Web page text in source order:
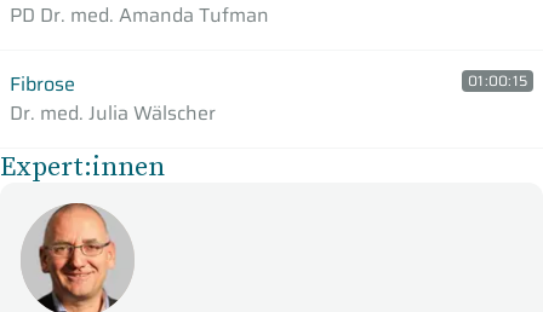
PD Dr. med. Amanda Tufman
Fibrose
Dr. med. Julia Wälscher
01:00:15
Expert:innen